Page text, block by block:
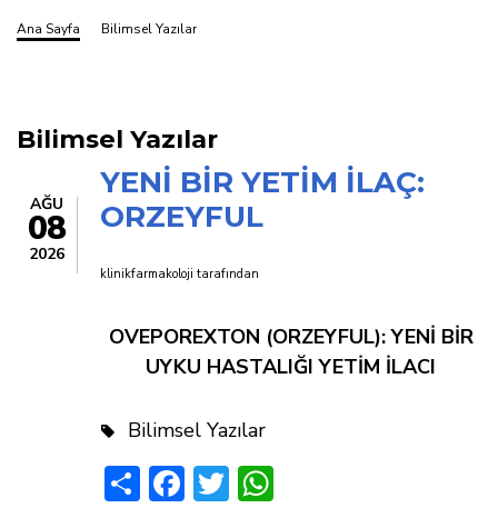
Sayfa
yolu
Ana Sayfa Bilimsel Yazılar
Bilimsel Yazılar
AĞU
08
2026
YENİ BİR YETİM İLAÇ:
ORZEYFUL
klinikfarmakoloji tarafından
OVEPOREXTON (ORZEYFUL): YENİ BİR
UYKU HASTALIĞI YETİM İLACI
Bilimsel Yazılar
ShareFacebook
Twitter